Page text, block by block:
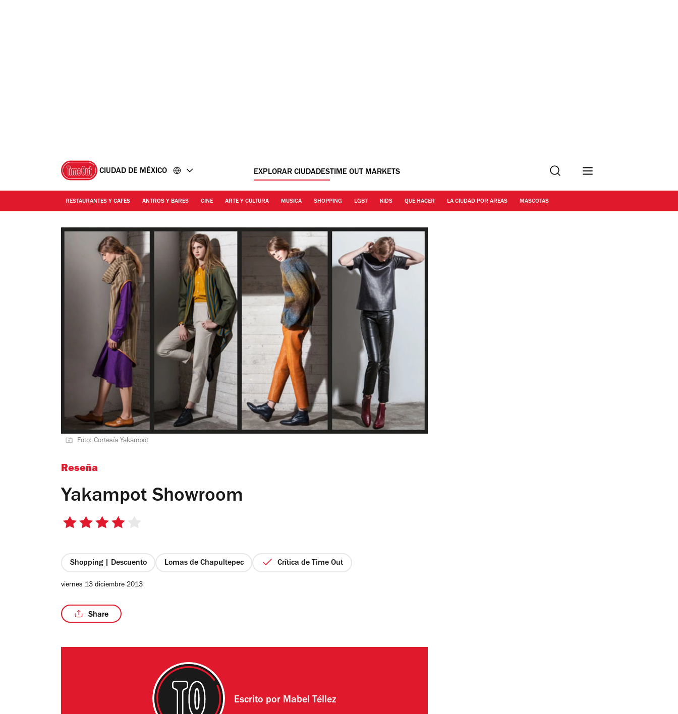
CIUDAD DE MÉXICO EXPLORAR CIUDADESTIME OUT MARKETS Buscar
RESTAURANTES Y CAFES ANTROS Y BARES CINE ARTE Y CULTURA MUSICA SHOPPING LGBT KIDS QUE HACER LA CIUDAD POR AREAS MASCOTAS
Foto: Cortesía Yakampot
Reseña
Yakampot Showroom
4
estrellas
Shopping | Descuento Lomas de Chapultepec Crítica de Time Out
viernes 13 diciembre 2013
Share
Escrito por Mabel Téllez